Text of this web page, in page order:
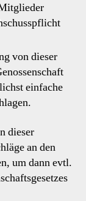
von dieser
einfache
dieser
an den
um dann evtl.